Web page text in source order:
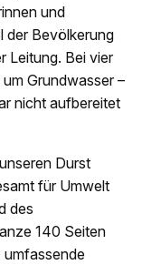
und
der Bevölkerung
Leitung. Bei vier
Grundwasser –
nicht aufbereitet
Durst
für Umwelt
des
140 Seiten
umfassende